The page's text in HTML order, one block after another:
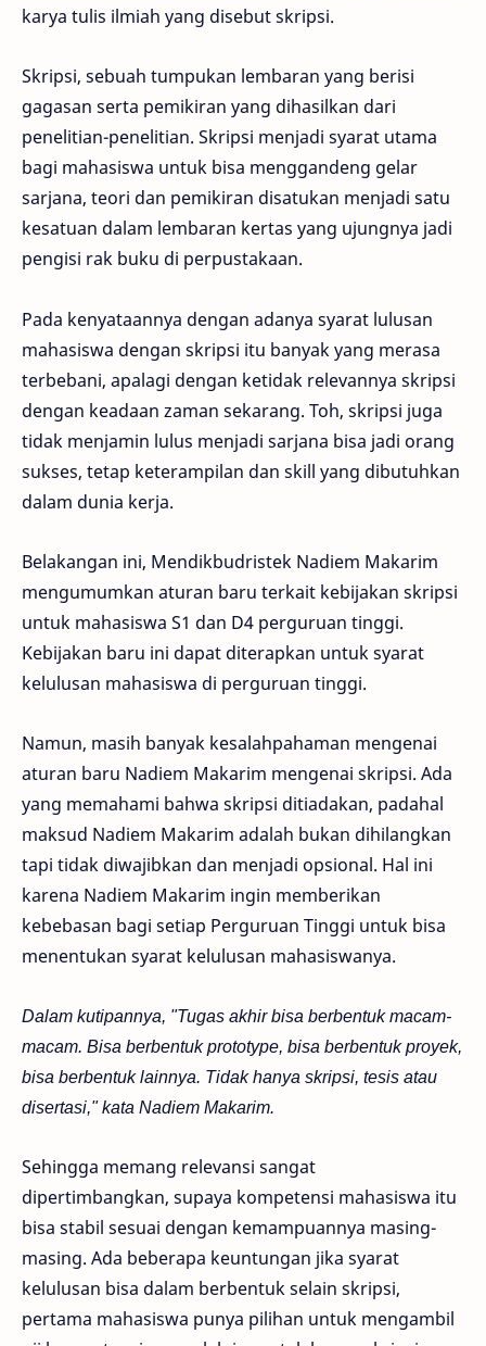
karya tulis ilmiah yang disebut skripsi.
Skripsi, sebuah tumpukan lembaran yang berisi
gagasan serta pemikiran yang dihasilkan dari
penelitian-penelitian. Skripsi menjadi syarat utama
bagi mahasiswa untuk bisa menggandeng gelar
sarjana, teori dan pemikiran disatukan menjadi satu
kesatuan dalam lembaran kertas yang ujungnya jadi
pengisi rak buku di perpustakaan.
Pada kenyataannya dengan adanya syarat lulusan
mahasiswa dengan skripsi itu banyak yang merasa
terbebani, apalagi dengan ketidak relevannya skripsi
dengan keadaan zaman sekarang. Toh, skripsi juga
tidak menjamin lulus menjadi sarjana bisa jadi orang
sukses, tetap keterampilan dan skill yang dibutuhkan
dalam dunia kerja.
Belakangan ini, Mendikbudristek Nadiem Makarim
mengumumkan aturan baru terkait kebijakan skripsi
untuk mahasiswa S1 dan D4 perguruan tinggi.
Kebijakan baru ini dapat diterapkan untuk syarat
kelulusan mahasiswa di perguruan tinggi.
Namun, masih banyak kesalahpahaman mengenai
aturan baru Nadiem Makarim mengenai skripsi. Ada
yang memahami bahwa skripsi ditiadakan, padahal
maksud Nadiem Makarim adalah bukan dihilangkan
tapi tidak diwajibkan dan menjadi opsional. Hal ini
karena Nadiem Makarim ingin memberikan
kebebasan bagi setiap Perguruan Tinggi untuk bisa
menentukan syarat kelulusan mahasiswanya.
Dalam kutipannya, "Tugas akhir bisa berbentuk macam-
macam. Bisa berbentuk prototype, bisa berbentuk proyek,
bisa berbentuk lainnya. Tidak hanya skripsi, tesis atau
disertasi," kata Nadiem Makarim.
Sehingga memang relevansi sangat
dipertimbangkan, supaya kompetensi mahasiswa itu
bisa stabil sesuai dengan kemampuannya masing-
masing. Ada beberapa keuntungan jika syarat
kelulusan bisa dalam berbentuk selain skripsi,
pertama mahasiswa punya pilihan untuk mengambil